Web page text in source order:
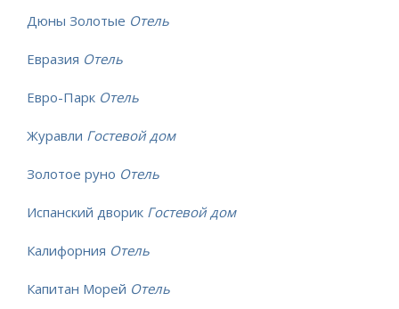
Дюны Золотые Отель
Евразия Отель
Евро-Парк Отель
Журавли Гостевой дом
Золотое руно Отель
Испанский дворик Гостевой дом
Калифорния Отель
Капитан Морей Отель